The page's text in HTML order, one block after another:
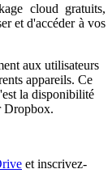
cloud gratuits,
et d'accéder à vos
aux utilisateurs
appareils. Ce
la disponibilité
Dropbox.
et inscrivez-